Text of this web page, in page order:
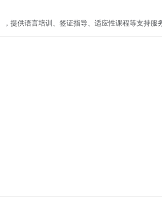
，提供语言培训、签证指导、适应性课程等支持服